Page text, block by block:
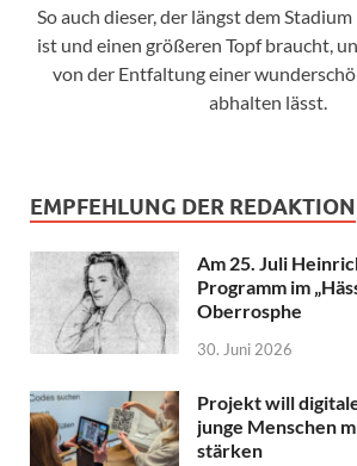
So auch dieser, der längst dem
ist und einen größeren Topf braucht,
von der Entfaltung einer
abhalten lässt.
EMPFEHLUNG DER REDAKTION
Am 25. Juli
Programm im
Oberrosphe
30. Juni 2026
Projekt will
junge Menschen
stärken